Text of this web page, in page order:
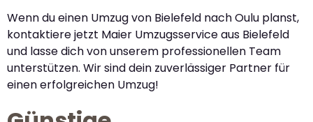
Wenn du einen Umzug von Bielefeld nach Oulu planst,
kontaktiere jetzt Maier Umzugsservice aus Bielefeld
und lasse dich von unserem professionellen Team
unterstützen. Wir sind dein zuverlässiger Partner für
einen erfolgreichen Umzug!